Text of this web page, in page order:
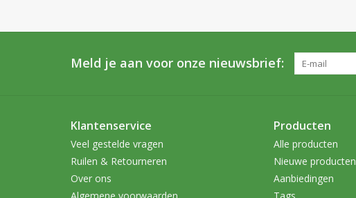
Meld je aan voor onze nieuwsbrief:
Klantenservice
Veel gestelde vragen
Ruilen & Retourneren
Over ons
Producten
Alle producten
Nieuwe producten
Aanbiedingen